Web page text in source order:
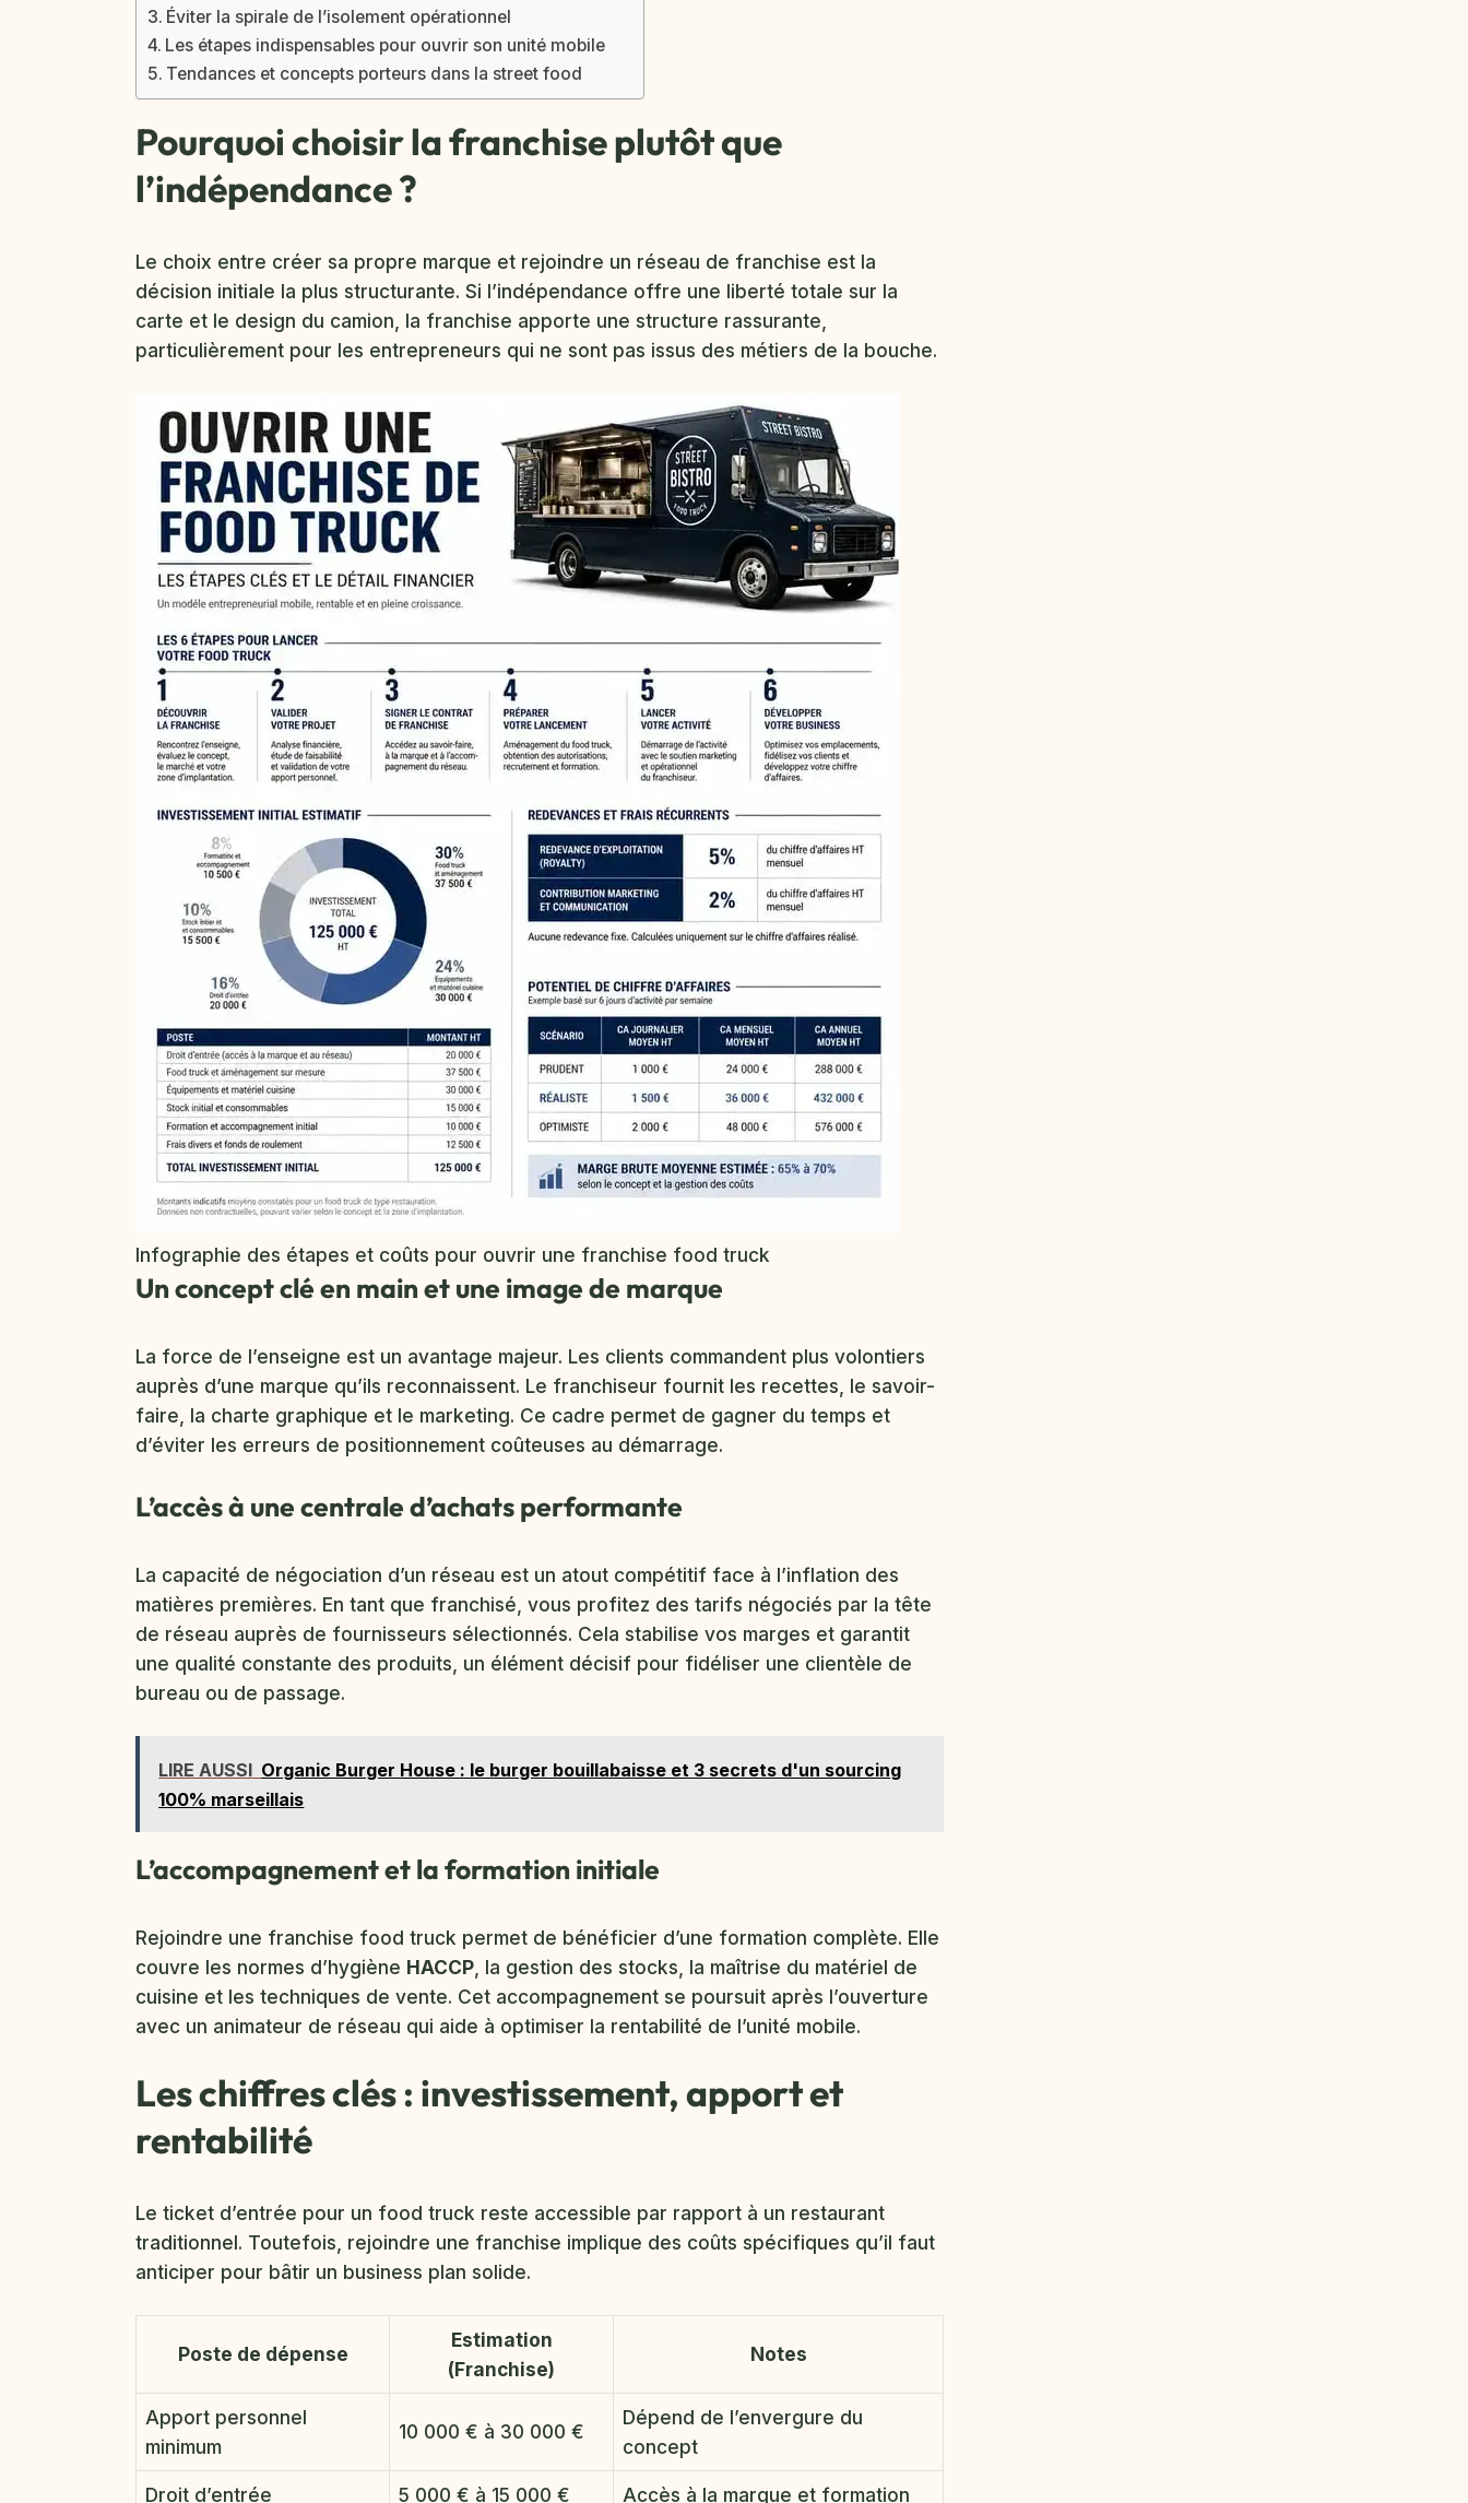
Éviter la spirale de l’isolement opérationnel
Les étapes indispensables pour ouvrir son unité mobile
Tendances et concepts porteurs dans la street food
Pourquoi choisir la franchise plutôt que
l’indépendance ?
Le choix entre créer sa propre marque et rejoindre un réseau de franchise est la
décision initiale la plus structurante. Si l’indépendance offre une liberté totale sur la
carte et le design du camion, la franchise apporte une structure rassurante,
particulièrement pour les entrepreneurs qui ne sont pas issus des métiers de la bouche.
Infographie des étapes et coûts pour ouvrir une franchise food truck
Un concept clé en main et une image de marque
La force de l’enseigne est un avantage majeur. Les clients commandent plus volontiers
auprès d’une marque qu’ils reconnaissent. Le franchiseur fournit les recettes, le savoir-
faire, la charte graphique et le marketing. Ce cadre permet de gagner du temps et
d’éviter les erreurs de positionnement coûteuses au démarrage.
L’accès à une centrale d’achats performante
La capacité de négociation d’un réseau est un atout compétitif face à l’inflation des
matières premières. En tant que franchisé, vous profitez des tarifs négociés par la tête
de réseau auprès de fournisseurs sélectionnés. Cela stabilise vos marges et garantit
une qualité constante des produits, un élément décisif pour fidéliser une clientèle de
bureau ou de passage.
LIRE AUSSI Organic Burger House : le burger bouillabaisse et 3 secrets d'un sourcing
100% marseillais
L’accompagnement et la formation initiale
Rejoindre une franchise food truck permet de bénéficier d’une formation complète. Elle
couvre les normes d’hygiène HACCP, la gestion des stocks, la maîtrise du matériel de
cuisine et les techniques de vente. Cet accompagnement se poursuit après l’ouverture
avec un animateur de réseau qui aide à optimiser la rentabilité de l’unité mobile.
Les chiffres clés : investissement, apport et
rentabilité
Le ticket d’entrée pour un food truck reste accessible par rapport à un restaurant
traditionnel. Toutefois, rejoindre une franchise implique des coûts spécifiques qu’il faut
anticiper pour bâtir un business plan solide.
Poste de dépense
Estimation
(Franchise)
Notes
Apport personnel
minimum
10 000 € à 30 000 €
Dépend de l’envergure du
concept
Droit d’entrée 5 000 € à 15 000 € Accès à la marque et formation